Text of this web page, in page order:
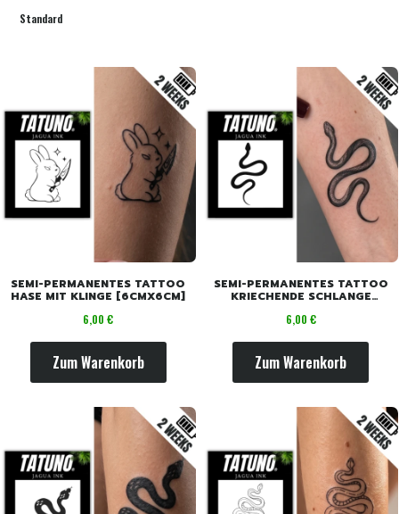
Standard
SEMI-PERMANENTES TATTOO
HASE MIT KLINGE [6CMX6CM]
Preis
6,00 €
Zum Warenkorb
SEMI-PERMANENTES TATTOO
KRIECHENDE SCHLANGE
Preis
6,00 €
Zum Warenkorb